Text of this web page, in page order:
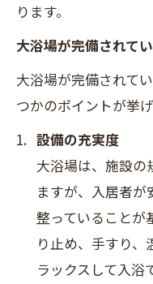
ります。
大浴場が完備されて
大浴場が完備されて
つかのポイントが挙げ
設備の充実度
大浴場は、施設の
ますが、入居者
整っていることが
り止め、手すり、
ラックスして入浴